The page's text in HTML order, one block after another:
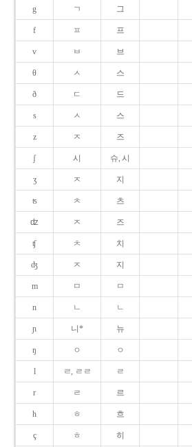
g ㄱ 그
f ㅍ 프
v ㅂ 브
θ ㅅ 스
ð ㄷ 드
s ㅅ 스
z ㅈ 즈
ʃ 시 슈, 시
ʒ ㅈ 지
ʦ ㅊ 츠
ʣ ㅈ 즈
ʧ ㅊ 치
ʤ ㅈ 지
m ㅁ ㅁ
n ㄴ ㄴ
ɲ 니* 뉴
ŋ ㅇ ㅇ
l ㄹ, ㄹㄹ ㄹ
r ㄹ 르
h ㅎ 흐
ç ㅎ 히